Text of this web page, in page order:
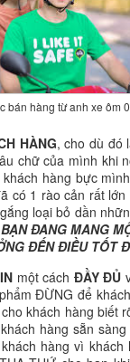
bán hàng từ anh xe ôm
HÀNG, cho dù đó
chữ của mình khi
hàng bực
có 1 rào cản rất
loại bỏ dần
ĐANG MANG
ĐẾN ĐIỀU TỐT
một cách ĐẦY ĐỦ
ĐỪNG để
khách hàng biết
hàng sẵn
hàng vì